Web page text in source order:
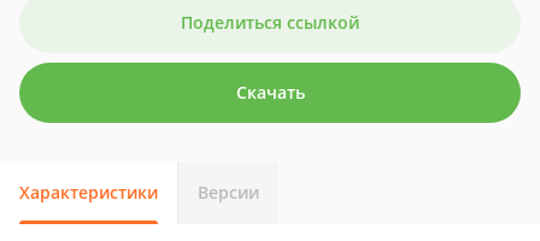
Поделиться ссылкой
Скачать
Характеристики Версии